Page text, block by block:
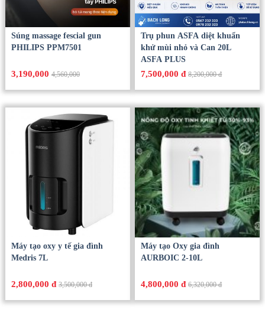
Súng massage fescial gun
PHILIPS PPM7501
3,190,0004,560,000
Trụ phun ASFA diệt khuẩn
khử mùi nhỏ và Can 20L
ASFA PLUS
7,500,000 đ 8,200,000 đ
Máy tạo oxy y tế gia đình
Medris 7L
2,800,000 đ 3,500,000 đ
Máy tạo Oxy gia đình
AURBOIC 2-10L
4,800,000 đ 6,320,000 đ